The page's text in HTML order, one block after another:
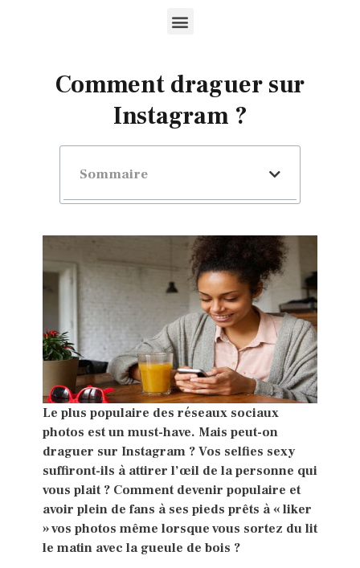
Comment draguer sur
Instagram ?
Sommaire
Le plus populaire des réseaux sociaux
photos est un must-have. Mais peut-on
draguer sur Instagram ? Vos selfies sexy
suffiront-ils à attirer l’œil de la personne qui
vous plait ? Comment devenir populaire et
avoir plein de fans à ses pieds prêts à « liker
» vos photos même lorsque vous sortez du lit
le matin avec la gueule de bois ?